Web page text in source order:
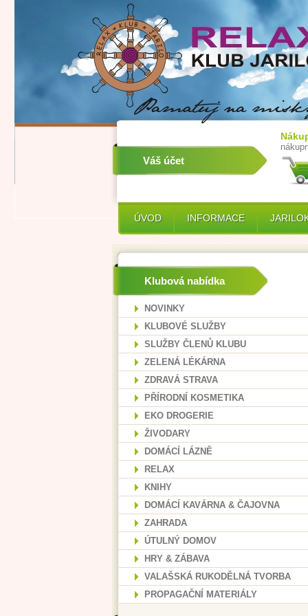
Váš účet
ÚVOD INFORMACE
Klubová nabídka
NOVINKY
KLUBOVÉ SLUŽBY
SLUŽBY ČLENŮ KLUBU
ZELENÁ LÉKÁRNA
ZDRAVÁ STRAVA
PŘÍRODNÍ KOSMETIKA
EKO DROGERIE
ŽIVODARY
DOMÁCÍ LÁZNĚ
RELAX
KNIHY
DOMÁCÍ KAVÁRNA & ČAJOVNA
ZAHRADA
ÚTULNÝ DOMOV
HRY & ZÁBAVA
VALAŠSKÁ RUKODĚLNÁ TVORBA
PROPAGAČNÍ MATERIÁLY